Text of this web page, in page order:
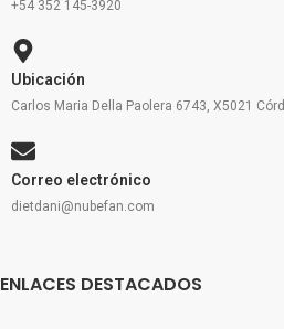
+54 352 145-3920
Ubicación
Carlos Maria Della Paolera 6743, X5021
Correo electrónico
dietdani@nubefan.com
ENLACES DESTACADOS